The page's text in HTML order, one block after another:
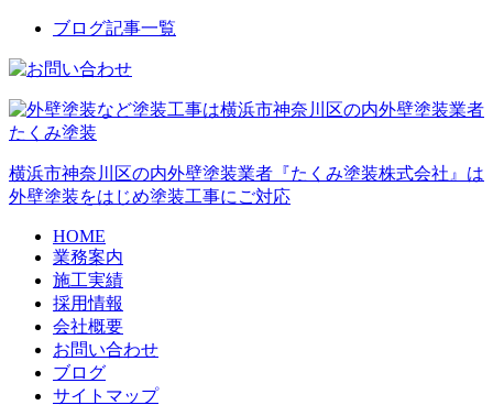
ブログ記事一覧
横浜市神奈川区の内外壁塗装業者『たくみ塗装株式会社』は
外壁塗装をはじめ塗装工事にご対応
HOME
業務案内
施工実績
採用情報
会社概要
お問い合わせ
ブログ
サイトマップ